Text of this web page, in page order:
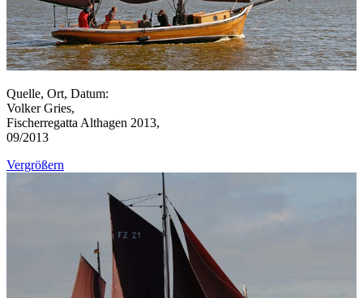
Quelle, Ort, Datum:
Volker Gries,
Fischerregatta Althagen 2013,
09/2013
Vergrößern